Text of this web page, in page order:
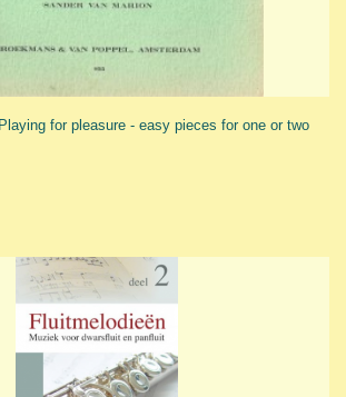
for pleasure - easy pieces for one or two